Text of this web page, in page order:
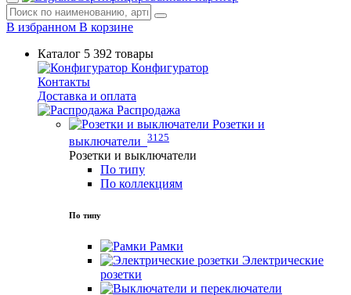
В избранном В корзине
Каталог 5 392 товары
Конфигуратор
Контакты
Доставка и оплата
Распродажа
Розетки и
выключатели 3125
Розетки и выключатели
По типу
По коллекциям
По типу
Рамки
Электрические
розетки